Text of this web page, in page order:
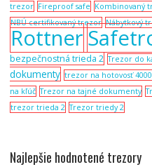
trezor Fireproof safe Kombinovaný
NBÚ certifikovaný trezor Nábytkový
Rottner
bezpečnostná trieda 2 Trezor do
dokumenty trezor na hotovosť
na kľúč Trezor na tajné dokumenty
trezor trieda 2 Trezor triedy 2
Najlepšie hodnotené trezory